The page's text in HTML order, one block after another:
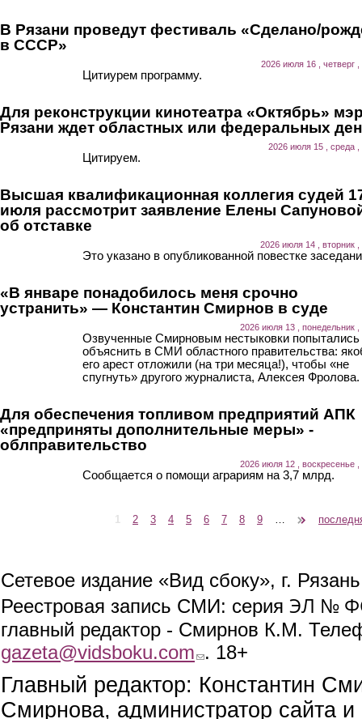
В Рязани проведут фестиваль «Сделано/
в СССР»
2026 июля 16 , четверг ,
Цитиурем программу.
Для реконструкции кинотеатра «Октябрь»
Рязани ждет областных или федеральных
2026 июля 15 , среда ,
Цитируем.
Высшая квалификационная коллегия судей
июля рассмотрит заявление Елены
об отставке
2026 июля 14 , вторник ,
Это указано в опубликованной повестке
«В январе понадобилось меня срочно
устранить» — Константин Смирнов в суде
2026 июля 13 , понедельник ,
Озвученные Смирновым нестыковки попытались
объяснить в СМИ областного правительства:
его арест отложили (на три месяца!), чтобы «не
спугнуть» другого журналиста, Алексея Фролова.
Для обеспечения топливом предприятий АПК
«предприняты дополнительные меры» -
облправительство
2026 июля 12 , воскресенье ,
Сообщается о помощи аграриям на 3,7 млрд.
1 2 3 4 5 6 7 8 9
Сетевое издание «Вид сбоку», г.
Реестровая запись СМИ: серия ЭЛ №
главный редактор - Смирнов К.М.
gazeta@vidsboku.com (link sends e-mail)
. 18+
Главный редактор: Константин
Смирнова, администратор сайта